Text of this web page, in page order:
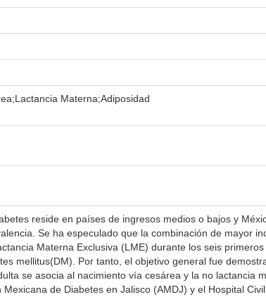
Materna;Adiposidad
reside en países de ingresos medios o bajos y
Se ha especulado que la combinación de mayor
Materna Exclusiva (LME) durante los seis
mellitus(DM). Por tanto, el objetivo general fue
se asocia al nacimiento vía cesárea y la no lactancia
de Diabetes en Jalisco (AMDJ) y el Hospital